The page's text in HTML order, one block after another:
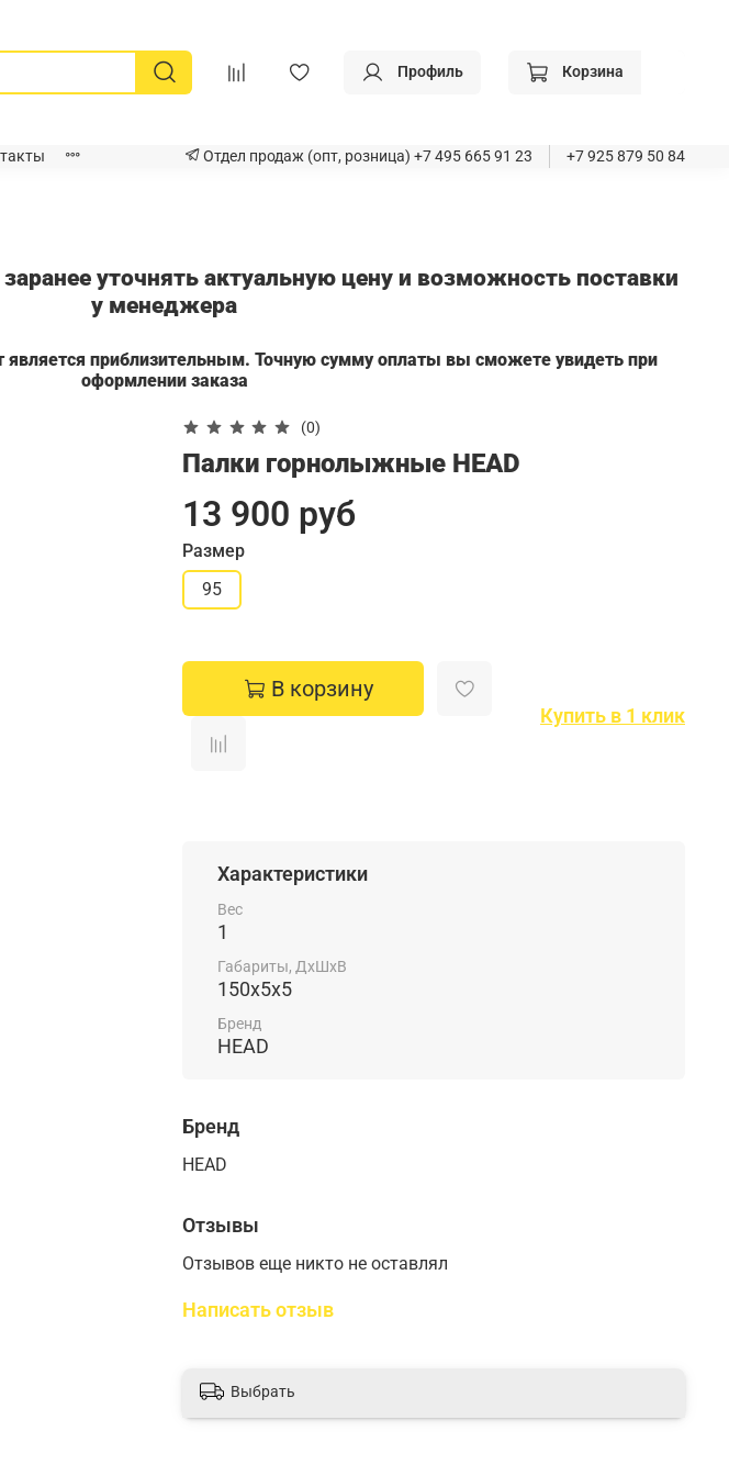
Профиль Корзина
Отдел продаж (опт, розница) +7 495 665 91 23 +7 925 879 50 84
уточнять актуальную цену и возможность поставки
у менеджера
приблизительным. Точную сумму оплаты вы сможете увидеть при
оформлении заказа
(0)
Палки горнолыжные HEAD
13 900 руб
Размер
95
В корзину
Купить в 1 клик
Характеристики
Вес
1
Габариты, ДхШхВ
150x5x5
Бренд
HEAD
Бренд
HEAD
Отзывы
Отзывов еще никто не оставлял
Написать отзыв
Выбрать